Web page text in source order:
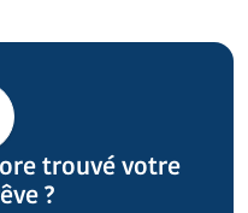
trouvé votre
?